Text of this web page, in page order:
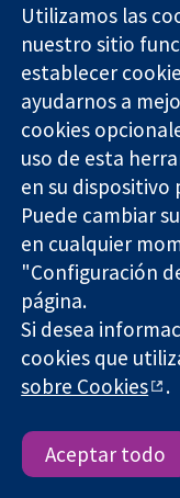
Evidencia fiable.
Decisiones
informadas.
Mejor salud.
The Cochrane
company limited by
England & Wales. VAT
Copyright © 2026 The
Términos y
Privacidad|Política de
Utilizamos las
nuestro sitio
establecer
ayudarnos a
cookies
uso de esta
en su dispositivo
Puede cambiar
en cualquier
"Configuración
página.
Si desea
cookies que
sobre Cookies
.
Aceptar todo